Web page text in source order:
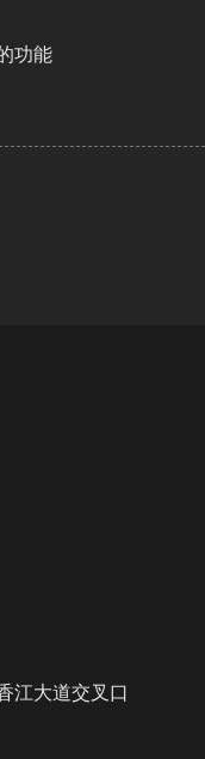
功能
江大道交叉口